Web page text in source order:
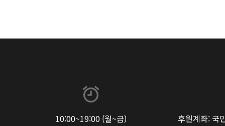
10:00~19:00 (월~금) 후원계좌: 국